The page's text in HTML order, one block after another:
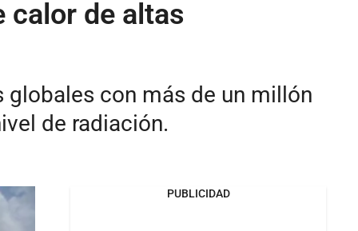
calor de altas
con más de un millón
de radiación.
PUBLICIDAD